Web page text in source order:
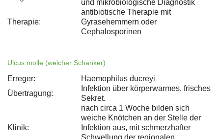
und mikrobiologische Diagnostik
Therapie:
antibiotische Therapie mit
Gyrasehemmern oder
Cephalosporinen
Ulcus molle (weicher Schanker)
Erreger:
Haemophilus ducreyi
Übertragung:
Infektion über körperwarmes, frisches
Sekret.
Klinik:
nach circa 1 Woche bilden sich
weiche Knötchen an der Stelle der
Infektion aus, mit schmerzhafter
Schwellung der regionalen